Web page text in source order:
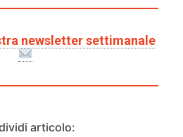
newsletter settimanale
articolo: